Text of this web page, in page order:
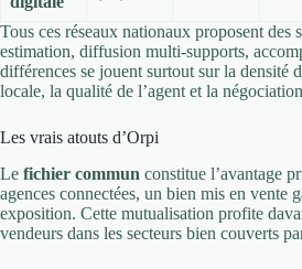
Tous ces réseaux nationaux proposent des
estimation, diffusion multi-supports,
différences se jouent surtout sur la densité
locale, la qualité de l’agent et la
Les vrais atouts d’Orpi
Le fichier commun constitue l’avantage
agences connectées, un bien mis en vente
exposition. Cette mutualisation profite
vendeurs dans les secteurs bien couverts